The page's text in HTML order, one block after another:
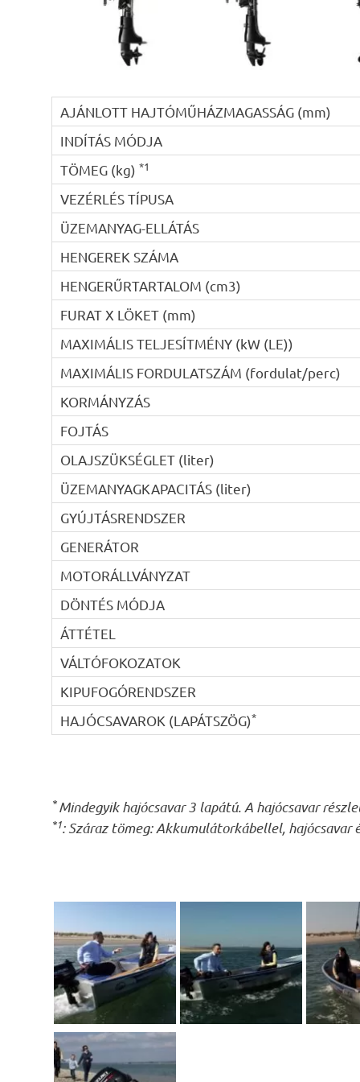
AJÁNLOTT HAJTÓMŰHÁZMAGASSÁG (mm)
INDÍTÁS MÓDJA
TÖMEG (kg)*1
VEZÉRLÉS TÍPUSA
ÜZEMANYAG-ELLÁTÁS
HENGEREK SZÁMA
HENGERŰRTARTALOM (cm3)
FURAT X LÖKET (mm)
MAXIMÁLIS TELJESÍTMÉNY (kW (LE))
MAXIMÁLIS FORDULATSZÁM (fordulat/perc)
KORMÁNYZÁS
FOJTÁS
OLAJSZÜKSÉGLET (liter)
ÜZEMANYAGKAPACITÁS (liter)
GYÚJTÁSRENDSZER
GENERÁTOR
MOTORÁLLVÁNYZAT
DÖNTÉS MÓDJA
ÁTTÉTEL
VÁLTÓFOKOZATOK
KIPUFOGÓRENDSZER
HAJÓCSAVAROK (LAPÁTSZÖG)*
*Mindegyik hajócsavar 3 lapátú. A hajócsavar
*1: Száraz tömeg: Akkumulátorkábellel, hajócsavar